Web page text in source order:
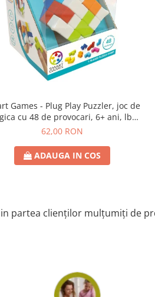
- Plug Play Puzzler, joc de
cu 48 de provocari, 6+ ani, lb
romana
62,00 RON
ADAUGA IN COS
partea clienților mulțumiți de